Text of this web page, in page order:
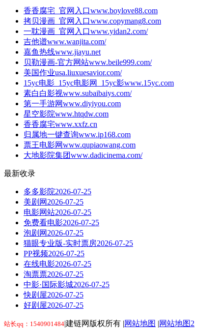
香香腐宅_官网入口www.boylove88.com
拷贝漫画_官网入口www.copymang8.com
一耽漫画_官网入口www.yidan2.com/
吉他谱www.wanjita.com/
嘉鱼热线www.jiayu.net
贝勒漫画-官方网站www.beile999.com/
美国作业usa.liuxuesavior.com/
15yc电影_15yc电影网_15yc影www.15yc.com
素白白影视www.subaibaiys.com/
第一手游网www.diyiyou.com
星空影院www.htqdw.com
香香腐宅www.xxfz.cn
归属地一键查询www.ip168.com
票王电影网www.qupiaowang.com
大地影院集团www.dadicinema.com/
最新收录
多多影院2026-07-25
美剧网 2026-07-25
电影网站2026-07-25
免费看电影2026-07-25
泡剧网 2026-07-25
猫眼专业版-实时票房2026-07-25
PP视频2026-07-25
在线电影2026-07-25
淘票票2026-07-25
中影·国际影城2026-07-25
快剧屋2026-07-25
好剧屋2026-07-25
站长qq：1540901484|建链网版权所有 |网站地图 |网站地图2